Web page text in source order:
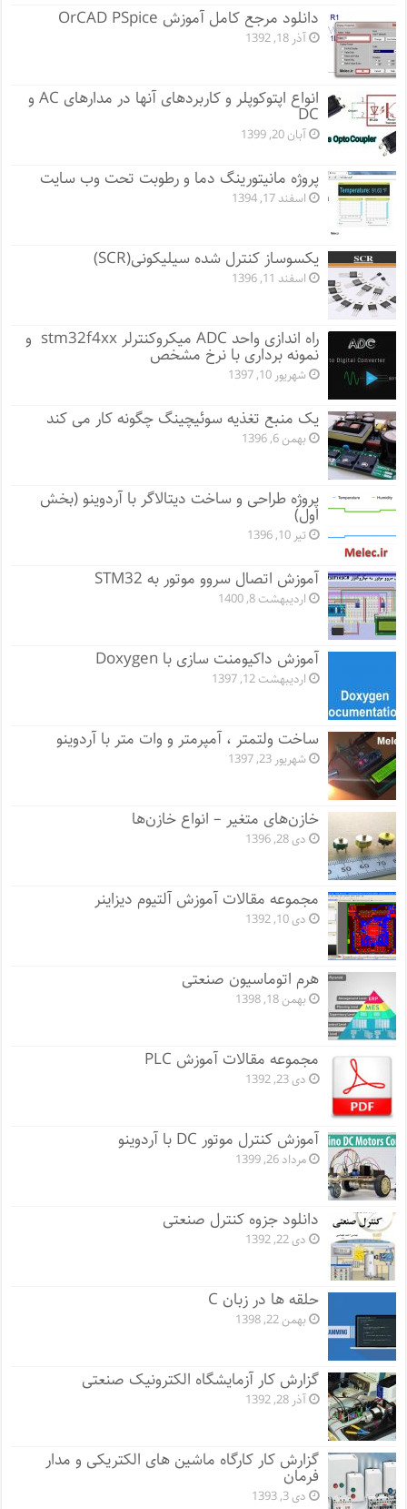
دانلود مرجع کامل آموزش OrCAD PSpice
آذر 18, 1392
انواع اپتوکوپلر و کاربردهای آنها در مدارهای AC و
DC
آبان 20, 1399
پروژه مانيتورينگ دما و رطوبت تحت وب سایت
اسفند 17, 1394
یکسوساز کنترل شده سیلیکونی(SCR)
اسفند 11, 1396
راه اندازی واحد ADC میکروکنترلر stm32f4xx و
نمونه برداری با نرخ مشخص
شهریور 10, 1397
یک منبع تغذیه سوئیچینگ چگونه کار می کند
بهمن 6, 1396
پروژه طراحی و ساخت دیتالاگر با آردوینو (بخش
اول)
تیر 10, 1396
آموزش اتصال سروو موتور به STM32
اردیبهشت 8, 1400
آموزش داکیومنت سازی با Doxygen
اردیبهشت 12, 1397
ساخت ولتمتر ، آمپرمتر و وات متر با آردوینو
شهریور 23, 1397
خازن‌های متغیر – انواع خازن‌ها
دی 28, 1396
مجموعه مقالات آموزش آلتیوم دیزاینر
دی 10, 1392
هرم اتوماسیون صنعتی
بهمن 18, 1398
مجموعه مقالات آموزش PLC
دی 23, 1392
آموزش کنترل موتور DC با آردوینو
مرداد 26, 1399
دانلود جزوه کنترل صنعتی
دی 22, 1392
حلقه ها در زبان C
بهمن 22, 1398
گزارش کار آزمایشگاه الکترونیک صنعتی
آذر 28, 1392
گزارش کار کارگاه ماشین های الکتریکی و مدار
فرمان
دی 3, 1393